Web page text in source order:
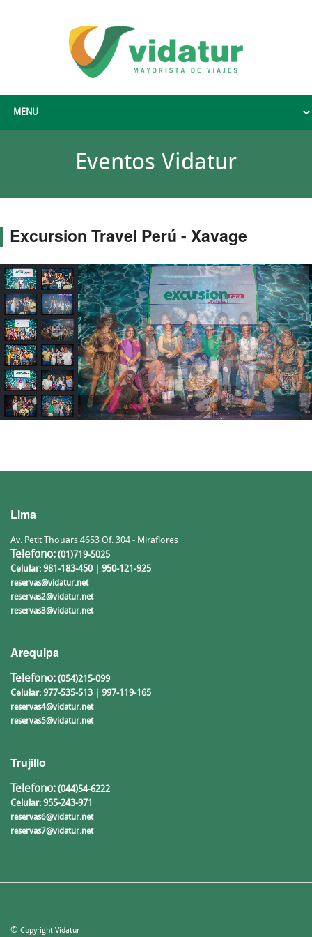
Eventos Vidatur
Excursion Travel Perú - Xavage
Lima
Av. Petit Thouars 4653 Of. 304 - Miraflores
Telefono: (01)719-5025
Celular: 981-183-450 | 950-121-925
reservas@vidatur.net
reservas2@vidatur.net
reservas3@vidatur.net
Arequipa
Telefono: (054)215-099
Celular: 977-535-513 | 997-119-165
reservas4@vidatur.net
reservas5@vidatur.net
Trujillo
Telefono: (044)54-6222
Celular: 955-243-971
reservas6@vidatur.net
reservas7@vidatur.net
© Copyright Vidatur